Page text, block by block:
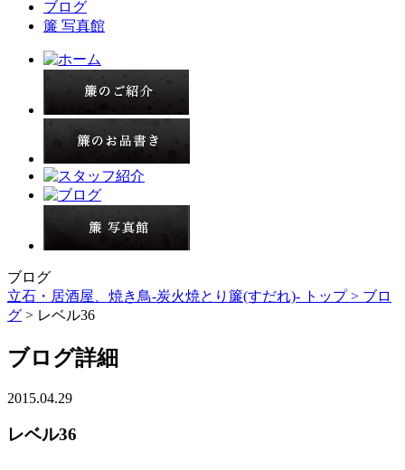
ブログ
簾 写真館
ブログ
立石・居酒屋、焼き鳥-炭火焼とり簾(すだれ)- トップ > ブロ
グ > レベル36
ブログ詳細
2015.04.29
レベル36